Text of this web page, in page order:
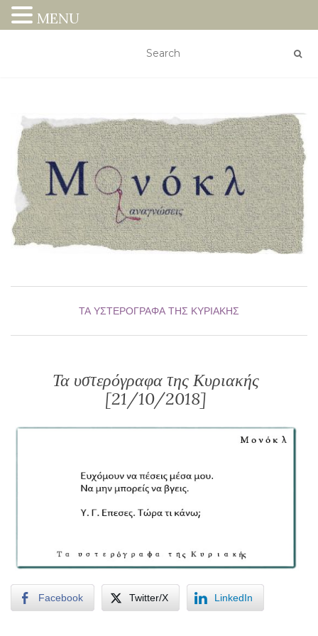
ΤΑ ΥΣΤΕΡΌΓΡΑΦΑ ΤΗΣ ΚΥΡΙΑΚΉΣ
Τα υστερόγραφα της Κυριακής
[21/10/2018]
Facebook Twitter/X LinkedIn
MENU